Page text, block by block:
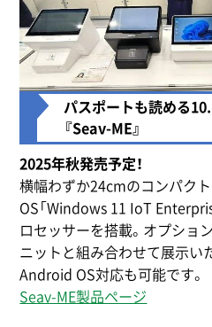
パスポートも読める
『Seav-ME』
2025年秋発売予定！
横幅わずか24cmのコンパク
OS「Windows 11 IoT
ロセッサーを搭載。オプショ
ニットと組み合わせて展示い
Android OS対応も可能です。
Seav-ME製品ページ